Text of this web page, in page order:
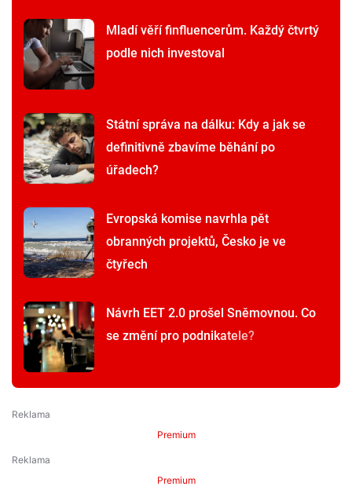
Mladí věří finfluencerům. Každý čtvrtý
podle nich investoval
Státní správa na dálku: Kdy a jak se
definitivně zbavíme běhání po
úřadech?
Evropská komise navrhla pět
obranných projektů, Česko je ve
čtyřech
Návrh EET 2.0 prošel Sněmovnou. Co
se změní pro podnikatele?
Premium
Premium